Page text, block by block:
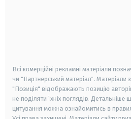
Всі комерційні рекламні матеріали
чи "Партнерський матеріал". Матеріали
"Позиція" відображають позицію
не поділяти їхніх поглядів.
цитування можна ознайомитись в